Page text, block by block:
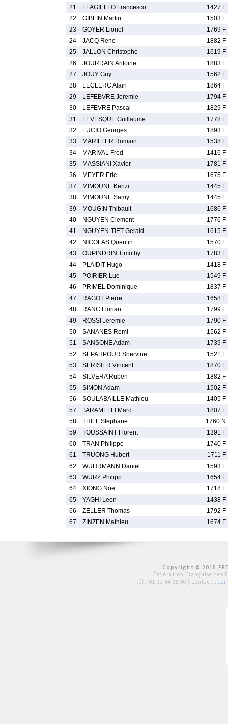
21
FLAGIELLO Francesco
1427 F
22
GIBLIN Martin
1503 F
23
GOYER Lionel
1769 F
24
JACQ Rene
1882 F
25
JALLON Christophe
1619 F
26
JOURDAIN Antoine
1883 F
27
JOUY Guy
1562 F
28
LECLERC Alain
1864 F
29
LEFEBVRE Jeremie
1794 F
30
LEFEVRE Pascal
1829 F
31
LEVESQUE Guillaume
1778 F
32
LUCIO Georges
1893 F
33
MARILLER Romain
1538 F
34
MARIVAL Fred
1416 F
35
MASSIANI Xavier
1781 F
36
MEYER Eric
1675 F
37
MIMOUNE Kenzi
1445 F
38
MIMOUNE Samy
1445 F
39
MOUGIN Thibault
1686 F
40
NGUYEN Clement
1776 F
41
NGUYEN-TIET Gerald
1615 F
42
NICOLAS Quentin
1570 F
43
OUPINDRIN Timothy
1783 F
44
PLAIDIT Hugo
1418 F
45
POIRIER Luc
1549 F
46
PRIMEL Dominique
1837 F
47
RAGOT Pierre
1658 F
48
RANC Florian
1799 F
49
ROSSI Jeremie
1790 F
50
SANANES Remi
1562 F
51
SANSONE Adam
1739 F
52
SEPAHPOUR Shervine
1521 F
53
SERISIER Vincent
1870 F
54
SILVERA Ruben
1882 F
55
SIMON Adam
1502 F
56
SOULABAILLE Mathieu
1405 F
57
TARAMELLI Marc
1807 F
58
THILL Stephane
1760 N
59
TOUSSAINT Florent
1391 F
60
TRAN Philippe
1740 F
61
TRUONG Hubert
1711 F
62
WUHRMANN Daniel
1593 F
63
WURZ Philipp
1654 F
64
XIONG Noe
1718 F
65
YAGHI Leen
1438 F
66
ZELLER Thomas
1792 F
67
ZINZEN Mathieu 1674 F
Copyright © 2015
Fédération Française des
tél : 01 39 44 65 80 | contact :